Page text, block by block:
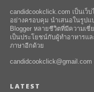
candidcookclick.com เป็นเว็
อย่างครอบคุม นำเสนอในรูป
Blogger หลายชีวิตที่มีความเ
เป็นประโยชน์กับผู้ทำอาหารแ
ภาษาอีกด้วย
candidcookclick@gmail.com
LATEST